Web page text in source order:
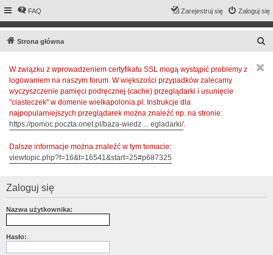
FAQ Zaloguj się
Zarejestruj się
Strona główna
W związku z wprowadzeniem certyfikatu SSL mogą wystąpić problemy z
logowaniem na naszym forum. W większości przypadków zalecamy
wyczyszczenie pamięci podręcznej (cache) przeglądarki i usunięcie
"ciasteczek" w domenie wielkapolonia.pl. Instrukcje dla
najpopularniejszych przeglądarek można znaleźć np. na stronie:
https://pomoc.poczta.onet.pl/baza-wiedz ... egladarki/.
Dalsze informacje można znaleźć w tym temacie:
viewtopic.php?f=16&t=16541&start=25#p687325
Zaloguj się
Nazwa użytkownika:
Hasło: